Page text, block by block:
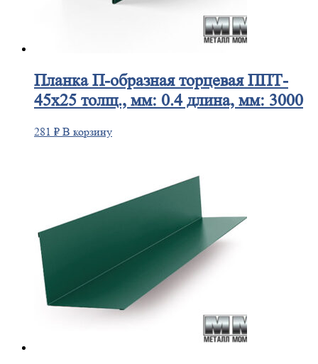
ПланкаП-образная торцевая ППТ-
45х25 толщ., мм: 0.4 длина, мм: 3000
281 ₽ В корзину